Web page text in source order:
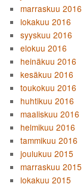
marraskuu 2016
lokakuu 2016
syyskuu 2016
elokuu 2016
heinäkuu 2016
kesäkuu 2016
toukokuu 2016
huhtikuu 2016
maaliskuu 2016
helmikuu 2016
tammikuu 2016
joulukuu 2015
marraskuu 2015
lokakuu 2015